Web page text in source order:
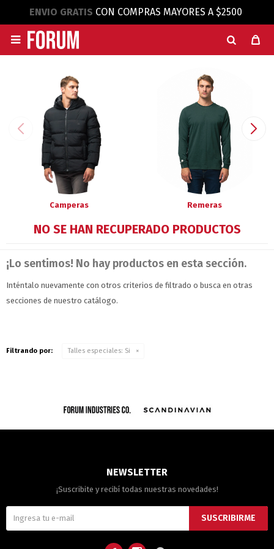
ENVIO GRATIS CON COMPRAS MAYORES A $2500

Camperas Remeras
NO SE HAN RECUPERADO PRODUCTOS
¡Lo sentimos! No hay productos en esta sección.
Inténtalo nuevamente con otros criterios de filtrado o busca en otras
secciones de nuestro catálogo.
Filtrando por: Talles especiales: Si
NEWSLETTER
¡Suscribite y recibí todas nuestras novedades!
SUSCRIBIRME